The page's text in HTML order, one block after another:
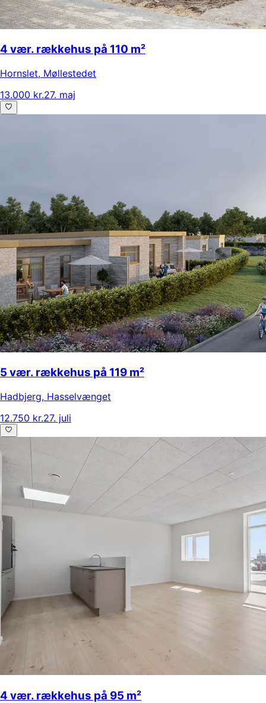
4 vær. rækkehus på 110 m²
Hornslet, Møllestedet
13.000 kr.27. maj
5 vær. rækkehus på 119 m²
Hadbjerg, Hasselvænget
12.750 kr.27. juli
4 vær. rækkehus på 95 m²